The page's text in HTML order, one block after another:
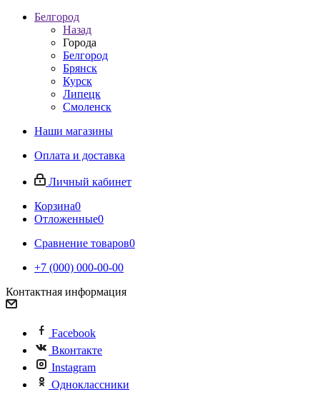
Белгород
Назад
Города
Белгород
Брянск
Курск
Липецк
Смоленск
Наши магазины
Оплата и доставка
Личный кабинет
Корзина0
Отложенные0
Сравнение товаров0
+7 (000) 000-00-00
Контактная информация
Facebook
Вконтакте
Instagram
Одноклассники